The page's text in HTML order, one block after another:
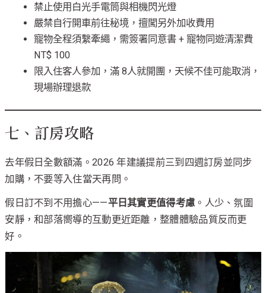
禁止使用白光手電筒與相機閃光燈
嚴禁自行開車前往秘境，擅闖另外加收費用
寵物全程須繫牽繩，需簽署同意書 + 寵物同遊清潔費
NT$ 100
限入住客人參加，滿 8人就開團，天候不佳可能取消，
現場辦理退款
七、訂房攻略
去年假日全數額滿。2026 年建議提前三到四週訂房並同步
加購，不要等入住當天再問。
假日訂不到不用擔心——平日其實更值得考慮 。人少、氛圍
安靜，和部落嚮導的互動更近距離，整體體驗品質反而更
好。